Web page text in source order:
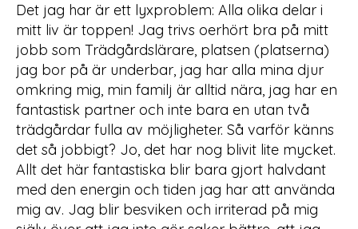
Det jag har är ett lyxproblem: Alla olika delar i
mitt liv är toppen! Jag trivs oerhört bra på mitt
jobb som Trädgårdslärare, platsen (platserna)
jag bor på är underbar, jag har alla mina djur
omkring mig, min familj är alltid nära, jag har en
fantastisk partner och inte bara en utan två
trädgårdar fulla av möjligheter. Så varför känns
det så jobbigt? Jo, det har nog blivit lite mycket.
Allt det här fantastiska blir bara gjort halvdant
med den energin och tiden jag har att använda
mig av. Jag blir besviken och irriterad på mig